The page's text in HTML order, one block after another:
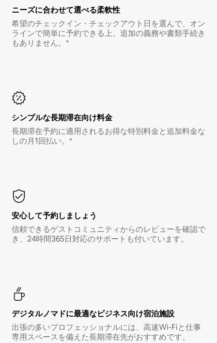
ニーズに合わせて選べる柔軟性
希望のチェックイン・チェックアウト日を選んで、オン
ラインで簡単に予約できる上、追加の義務や書類手続き
もありません。*
シンプルな長期滞在向け料金
長期滞在予約に適用されるお得な特別料金と追加料金な
しの月1回払い。*
安心して予約しましょう
信頼できるゲストコミュニティからのレビューを確認で
き、24時間365日対応のサポートも付いています。
デジタルノマド⁠に最⁠適⁠なビ⁠ジ⁠ネ⁠ス⁠向⁠け宿⁠泊⁠施⁠設
出張の多いプロフェッショナルには、高速Wi-Fiと仕事
専用スペースを備えた長期滞在先がおすすめです。